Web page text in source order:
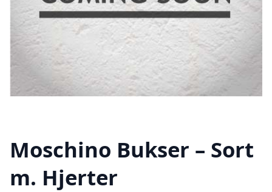
Moschino Bukser – Sort
m. Hjerter